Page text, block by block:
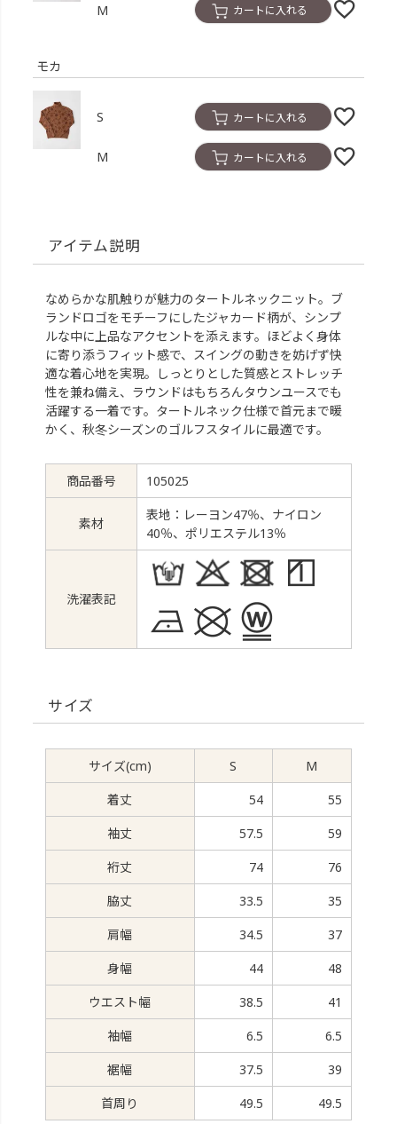
M カートに入れる
モカ
S カートに入れる
M カートに入れる
アイテム説明
なめらかな肌触りが魅力のタートルネックニット。ブ
ランドロゴをモチーフにしたジャカード柄が、シンプ
ルな中に上品なアクセントを添えます。ほどよく身体
に寄り添うフィット感で、スイングの動きを妨げず快
適な着心地を実現。しっとりとした質感とストレッチ
性を兼ね備え、ラウンドはもちろんタウンユースでも
活躍する一着です。タートルネック仕様で首元まで暖
かく、秋冬シーズンのゴルフスタイルに最適です。
商品番号 105025
素材
表地：レーヨン47％、ナイロン
40％、ポリエステル13％
洗濯表記
サイズ
サイズ(cm) S
M
着丈
54
55
袖丈
57.5
59
裄丈
74
76
脇丈
33.5
35
肩幅
34.5
37
身幅
44
48
ウエスト幅
38.5
41
袖幅
6.5
6.5
裾幅
37.5
39
首周り
49.5 49.5